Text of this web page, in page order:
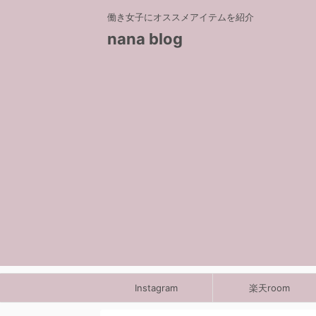
働き女子にオススメアイテムを紹介
nana blog
Instagram 楽天room